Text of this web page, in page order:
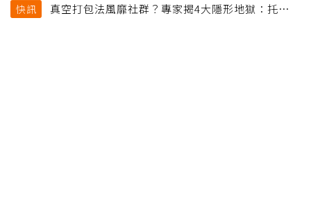
快訊
真空打包法風靡社群？專家揭4大隱形地獄：托運恐